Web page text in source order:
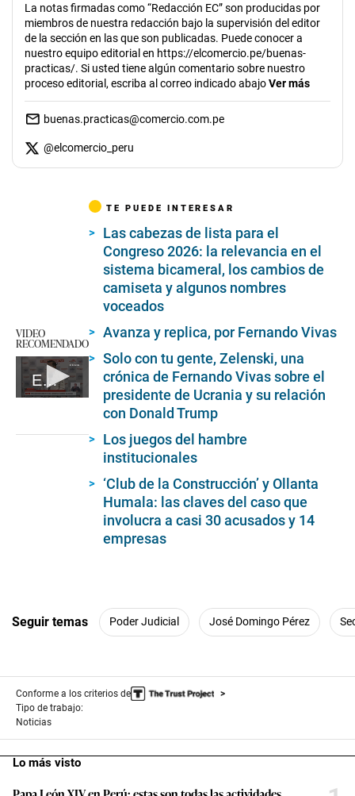
La notas firmadas como “Redacción EC” son producidas por
miembros de nuestra redacción bajo la supervisión del editor
de la sección en las que son publicadas. Puede conocer a
nuestro equipo editorial en https://elcomercio.pe/buenas-
practicas/. Si usted tiene algún comentario sobre nuestro
proceso editorial, escriba al correo indicado abajoVer más
buenas.practicas@comercio.com.pe
@elcomercio_peru
VIDEO
RECOMENDADO
El presidente del Congreso, Eduardo Salhuana, declara ante la prensa
TE PUEDE INTERESAR
Las cabezas de lista para el
Congreso 2026: la relevancia en el
sistema bicameral, los cambios de
camiseta y algunos nombres
voceados
Avanza y replica, por Fernando Vivas
Solo con tu gente, Zelenski, una
crónica de Fernando Vivas sobre el
presidente de Ucrania y su relación
con Donald Trump
Los juegos del hambre
institucionales
‘Club de la Construcción’ y Ollanta
Humala: las claves del caso que
involucra a casi 30 acusados y 14
empresas
Seguir temas Poder Judicial José Domingo Pérez
Conforme a los criterios de
Tipo de trabajo:
Noticias
Lo más visto